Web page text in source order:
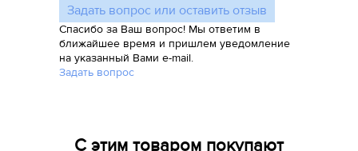
Задать вопрос или оставить отзыв
Спасибо за Ваш вопрос! Мы ответим в
ближайшее время и пришлем уведомление
на указанный Вами e-mail.
Задать вопрос
С этим товаром покупают